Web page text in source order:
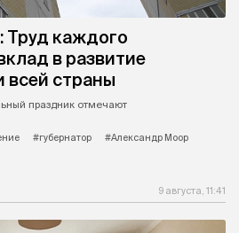
Труд каждого
в развитие
всей страны
праздник отмечают
#губернатор
#Александр Моор
9 августа, 11:41